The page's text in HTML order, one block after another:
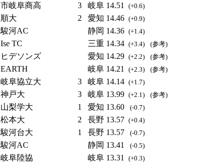
市岐阜商高 3 岐阜 14.51 (+0.6)
順大 2 愛知 14.46 (+0.9)
駿河AC 静岡 14.36 (+1.4)
Ise TC 三重 14.34 (+3.4) (参考)
ヒデソンズ 愛知 14.29 (+2.2) (参考)
EARTH 岐阜 14.21 (+2.3) (参考)
岐阜協立大 3 岐阜 14.14 (+1.7)
神戸大 3 岐阜 13.99 (+2.1) (参考)
山梨学大 1 愛知 13.60 (-0.7)
松本大 2 長野 13.57 (+0.4)
駿河台大 1 長野 13.57 (-0.7)
駿河AC 静岡 13.41 (-0.5)
岐阜陸協 岐阜 13.31 (+0.3)